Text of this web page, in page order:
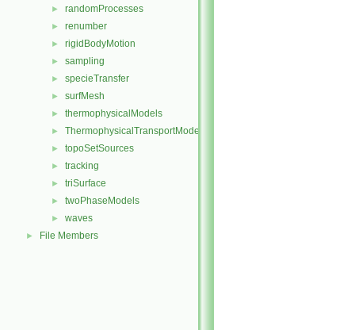
► randomProcesses
► renumber
► rigidBodyMotion
► sampling
► specieTransfer
► surfMesh
► thermophysicalModels
► ThermophysicalTransportModels
► topoSetSources
► tracking
► triSurface
► twoPhaseModels
► waves
► File Members